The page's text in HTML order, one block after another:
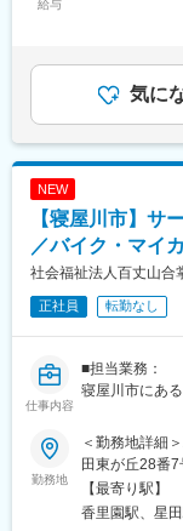
非常勤スタッ
■当法人につい
介護が必要に
包括的に支え
に支援する事
通じて、利用
す。
給与
当：40,000円
であり、選考
気に
NEW
【寝屋川市】
／バイク・マイ
社会福祉法人百丈山合
正社員 転勤なし
仕事内容
■担当業務：
寝屋川市にあ
生活介護・就
務全般を担当
《具体的には》
・見学対応
・相談業務
勤務地
＜勤務地詳細
田東が丘28番7
面禁煙変更の
【最寄り駅】
香里園駅、星